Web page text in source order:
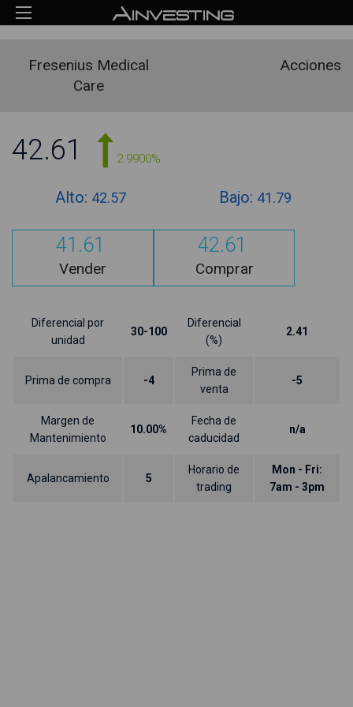
Fresenius Medical
Care
Acciones
42.61 2.9900%
Alto: 42.57 Bajo: 41.79
41.61
Vender
42.61
Comprar
Diferencial por
unidad
30-100
Diferencial
(%)
2.41
Prima de compra -4
Prima de
venta
-5
Margen de
Mantenimiento
10.00%
Fecha de
caducidad
n/a
Apalancamiento 5
Horario de
trading
Mon - Fri:
7am - 3pm